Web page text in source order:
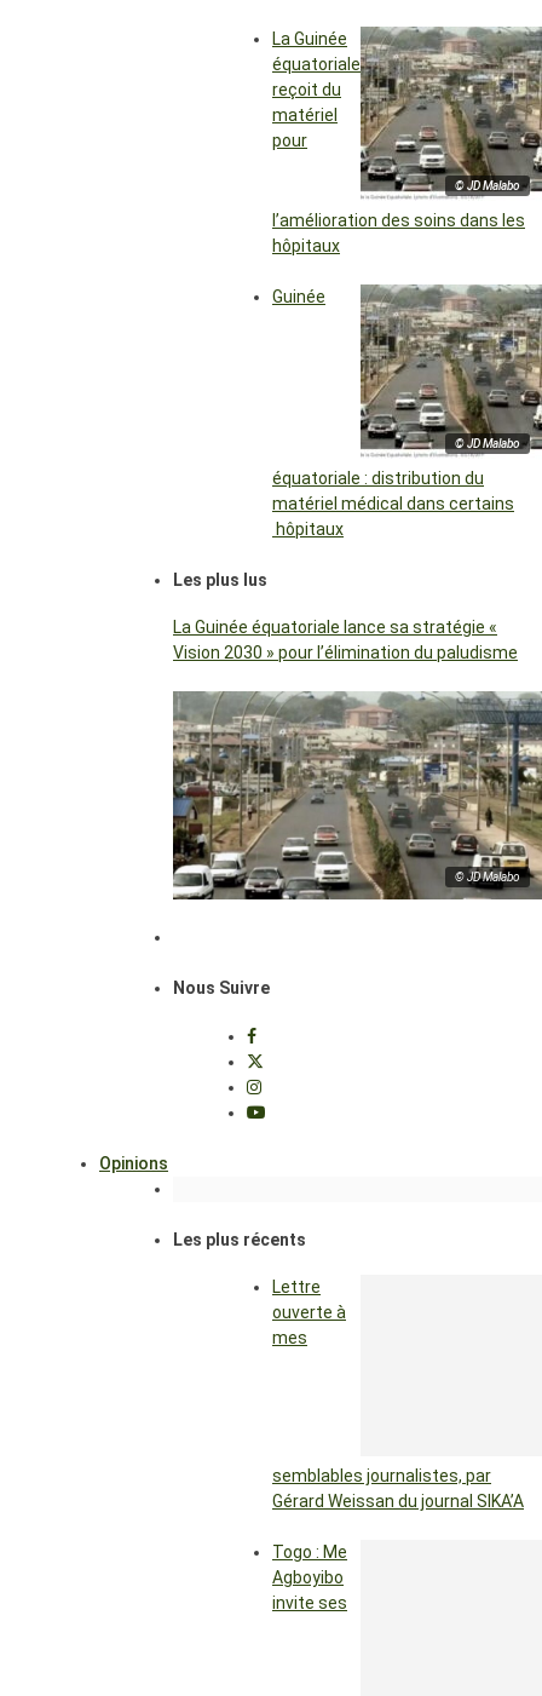
© JD Malabo
La Guinée
équatoriale
reçoit du
matériel
pour
l’amélioration des soins dans les
hôpitaux
© JD Malabo
Guinée
équatoriale : distribution du
matériel médical dans certains
hôpitaux
Les plus lus
La Guinée équatoriale lance sa stratégie «
Vision 2030 » pour l’élimination du paludisme
© JD Malabo
Nous Suivre
Opinions
Les plus récents
Lettre
ouverte à
mes
semblables journalistes, par
Gérard Weissan du journal SIKA’A
Togo : Me
Agboyibo
invite ses